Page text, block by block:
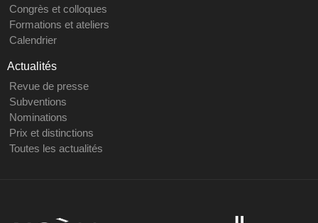
Congrès et colloques
Formations et ateliers
Calendrier
Actualités
Revue de presse
Subventions
Nominations
Prix et distinctions
Toutes les actualités